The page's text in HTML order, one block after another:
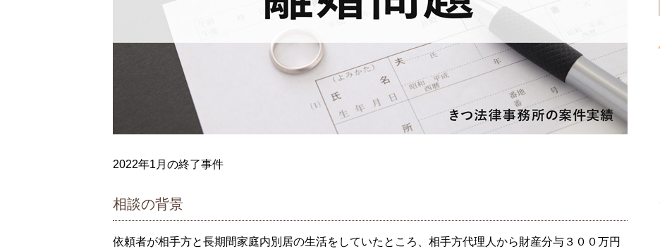
2022年1月の終了事件
相談の背景
依頼者が相手方と長期間家庭内別居の生活をしていたところ、相手方代理人から財産分与３００万円